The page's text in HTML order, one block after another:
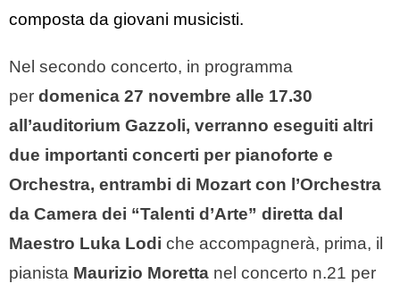
composta da giovani musicisti.
Nel secondo concerto, in programma
per domenica 27 novembre alle 17.30
all’auditorium Gazzoli, verranno eseguiti altri
due importanti concerti per pianoforte e
Orchestra, entrambi di Mozart con l’Orchestra
da Camera dei “Talenti d’Arte” diretta dal
Maestro Luka Lodi che accompagnerà, prima, il
pianista Maurizio Moretta nel concerto n.21 per